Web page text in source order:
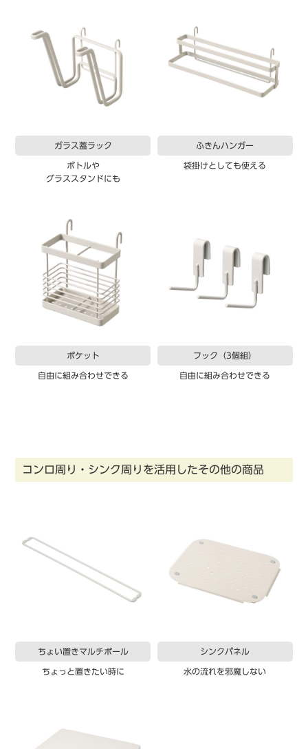
ガラス蓋ラック
ボトルや
グラススタンドにも
ふきんハンガー
袋掛けとしても使える
ポケット
自由に組み合わせできる
フック（3個組）
自由に組み合わせできる
コンロ周り・シンク周りを活用したその他の商品
ちょい置きマルチポール
ちょっと置きたい時に
シンクパネル
水の流れを邪魔しない